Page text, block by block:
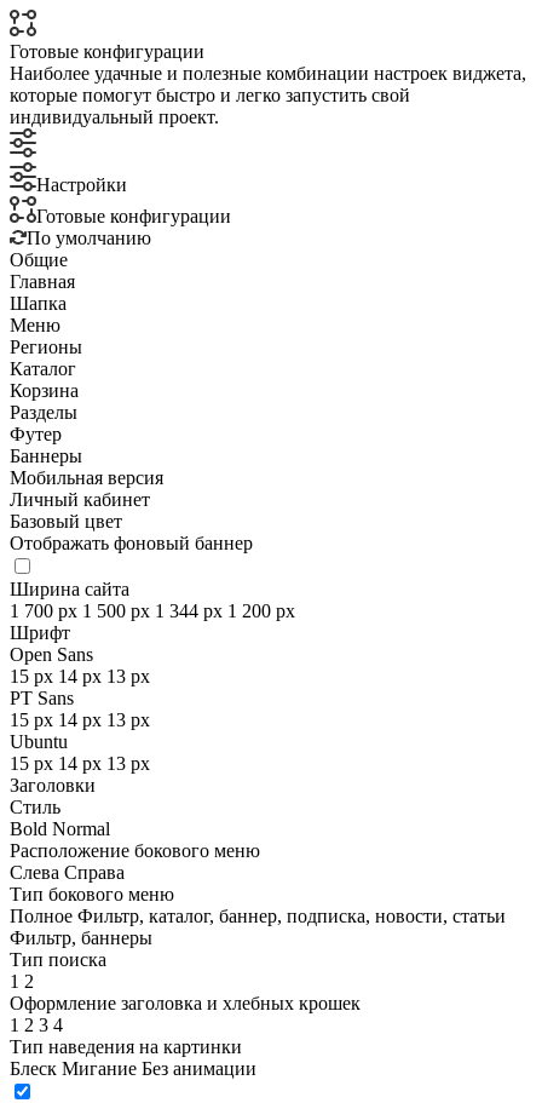
Готовые конфигурации
Наиболее удачные и полезные комбинации настроек виджета,
которые помогут быстро и легко запустить свой
индивидуальный проект.
Настройки
Готовые конфигурации
По умолчанию
Общие
Главная
Шапка
Меню
Регионы
Каталог
Корзина
Разделы
Футер
Баннеры
Мобильная версия
Личный кабинет
Базовый цвет
Отображать фоновый баннер
Ширина сайта
1 700 px 1 500 px 1 344 px 1 200 px
Шрифт
Open Sans
15 px 14 px 13 px
PT Sans
15 px 14 px 13 px
Ubuntu
15 px 14 px 13 px
Заголовки
Стиль
Bold Normal
Расположение бокового меню
Слева Справа
Тип бокового меню
Полное Фильтр, каталог, баннер, подписка, новости, статьи
Фильтр, баннеры
Тип поиска
1 2
Оформление заголовка и хлебных крошек
1 2 3 4
Тип наведения на картинки
Блеск Мигание Без анимации